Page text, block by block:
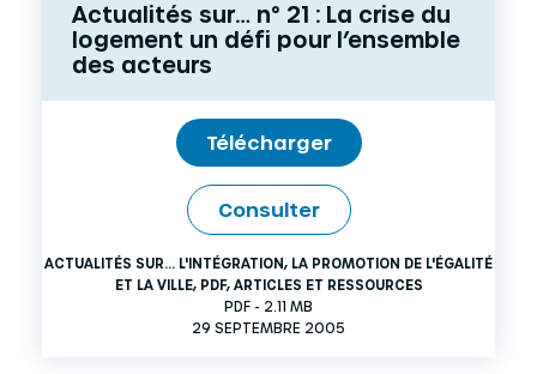
Actualités sur… n° 21 : La crise du
logement un défi pour l’ensemble
des acteurs
Télécharger
Consulter
ACTUALITÉS SUR... L'INTÉGRATION, LA PROMOTION DE L'ÉGALITÉ
ET LA VILLE, PDF, ARTICLES ET RESSOURCES
PDF - 2.11 MB
29 SEPTEMBRE 2005